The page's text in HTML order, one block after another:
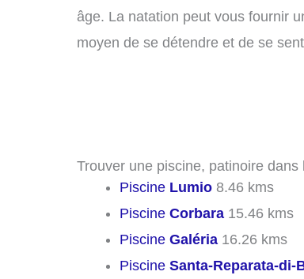
âge. La natation peut vous fournir
moyen de se détendre et de se
Trouver une piscine, patinoire
Piscine Lumio 8.46 kms
Piscine Corbara 15.46 kms
Piscine Galéria 16.26 kms
Piscine Santa-Reparata-di-